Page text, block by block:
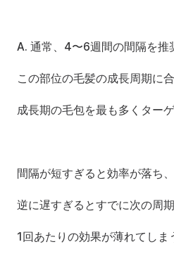
A. 通常、4〜6週間の間隔を推
この部位の毛髪の成長周期に
成長期の毛包を最も多くター
間隔が短すぎると効率が落ち、
逆に遅すぎるとすでに次の周
1回あたりの効果が薄れてしま